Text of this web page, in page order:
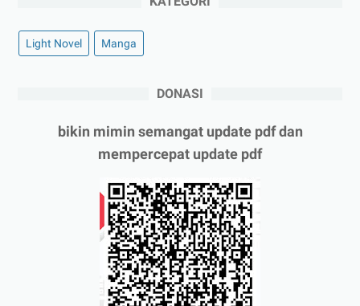
Light Novel Manga
DONASI
bikin mimin semangat update pdf dan
mempercepat update pdf